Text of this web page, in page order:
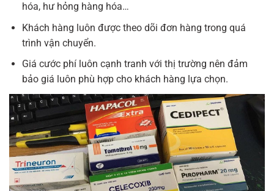
hóa, hư hỏng hàng hóa…
Khách hàng luôn được theo dõi đơn hàng trong quá
trình vận chuyển.
Giá cước phí luôn cạnh tranh với thị trường nên đảm
bảo giá luôn phù hợp cho khách hàng lựa chọn.